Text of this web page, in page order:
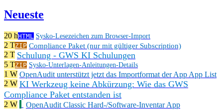
Neueste
20 hHTML Sysko-Lesezeichen zum Browser-Import
2 TZIP Compliance Paket (nur mit gültiger Subscription)
2 T Schulung - GWS KI Schulungen
5 TZIP Sysko-Unterlagen-Anleitungen-Details
1 W OpenAudit unterstützt jetzt das Importformat der App App List
2 W KI Werkzeug keine Abkürzung: Wie das GWS
Compliance Paket entstanden ist
2 W OpenAudit Classic Hard-/Software-Inventar App